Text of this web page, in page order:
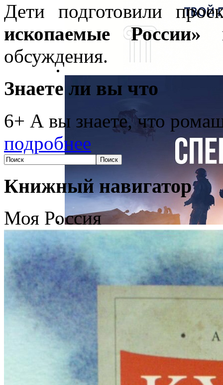
Дети подготовили
ископаемые России»
обсуждения.
Знаете ли вы что
6+ А вы знаете, что
подробнее
Книжный навигатор
Моя Россия